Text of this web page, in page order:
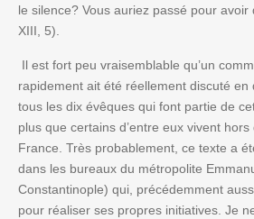
le silence? Vous auriez passé pour
XIII, 5).
Il est fort peu vraisemblable qu’un
rapidement ait été réellement discuté en
tous les dix évêques qui font partie de
plus que certains d’entre eux vivent
France. Très probablement, ce texte a
dans les bureaux du métropolite
Constantinople) qui, précédemment
pour réaliser ses propres initiatives. Je